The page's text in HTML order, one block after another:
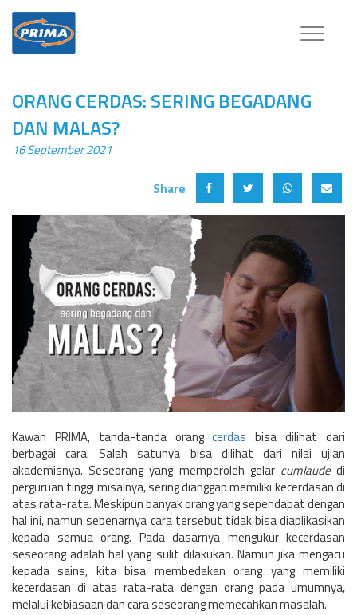
Toggle
ORANG CERDAS: SERING BEGADANG
DAN MALAS?
16 September 2021
Share
Kawan PRIMA, tanda-tanda orangcerdas bisa dilihat dari
berbagai cara. Salah satunya bisa dilihat dari nilai ujian
akademisnya. Seseorang yang memperoleh gelar cumlaudedi
perguruan tinggi misalnya, sering dianggap memiliki kecerdasan di
atas rata-rata. Meskipun banyak orang yang sependapat dengan
hal ini, namun sebenarnya cara tersebut tidak bisa diaplikasikan
kepada semua orang. Pada dasarnya mengukur kecerdasan
seseorang adalah hal yang sulit dilakukan. Namun jika mengacu
kepada sains, kita bisa membedakan orang yang memiliki
kecerdasan di atas rata-rata dengan orang pada umumnya,
melalui kebiasaan dan cara seseorang memecahkan masalah.